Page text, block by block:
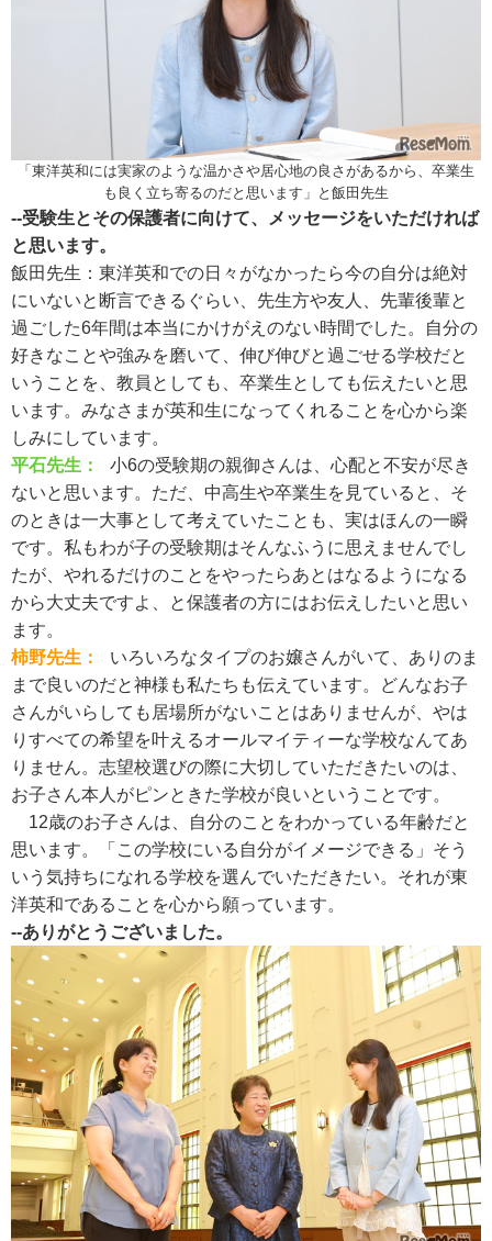
「東洋英和には実家のような温かさや居心地の良さがあるから、卒業生
も良く立ち寄るのだと思います」と飯田先生
--受験生とその保護者に向けて、メッセージをいただければ
と思います。
飯田先生： 東洋英和での日々がなかったら今の自分は絶対
にいないと断言できるぐらい、先生方や友人、先輩後輩と
過ごした6年間は本当にかけがえのない時間でした。自分の
好きなことや強みを磨いて、伸び伸びと過ごせる学校だと
いうことを、教員としても、卒業生としても伝えたいと思
います。みなさまが英和生になってくれることを心から楽
しみにしています。
平石先生：
小6の受験期の親御さんは、心配と不安が尽き
ないと思います。ただ、中高生や卒業生を見ていると、そ
のときは一大事として考えていたことも、実はほんの一瞬
です。私もわが子の受験期はそんなふうに思えませんでし
たが、やれるだけのことをやったらあとはなるようになる
から大丈夫ですよ、と保護者の方にはお伝えしたいと思い
ます。
柿野先生：
いろいろなタイプのお嬢さんがいて、ありのま
まで良いのだと神様も私たちも伝えています。どんなお子
さんがいらしても居場所がないことはありませんが、やは
りすべての希望を叶えるオールマイティーな学校なんてあ
りません。志望校選びの際に大切していただきたいのは、
お子さん本人がピンときた学校が良いということです。
12歳のお子さんは、自分のことをわかっている年齢だと
思います。「この学校にいる自分がイメージできる」そう
いう気持ちになれる学校を選んでいただきたい。それが東
洋英和であることを心から願っています。
--ありがとうございました。